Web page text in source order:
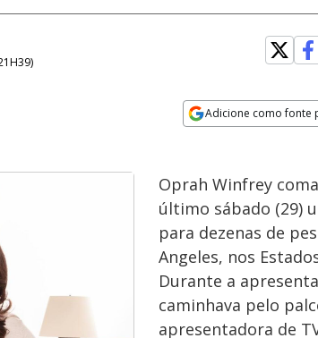
)
Adicione como fonte
Oprah Winfrey
último sábado (29)
para dezenas de
Angeles, nos
Durante a
caminhava pelo
apresentadora de